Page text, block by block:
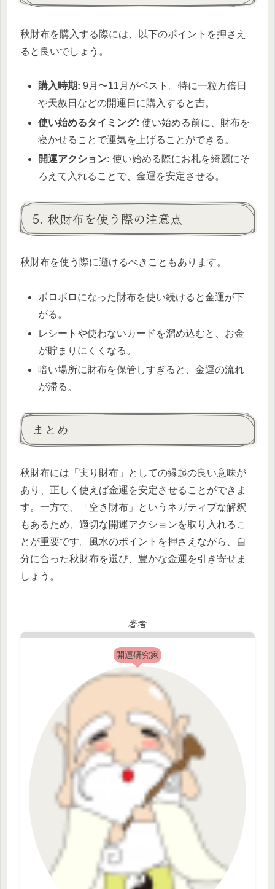
秋財布を購入する際には、以下のポイントを押さえ
ると良いでしょう。
購入時期: 9月〜11月がベスト。特に一粒万倍日
や天赦日などの開運日に購入すると吉。
使い始めるタイミング: 使い始める前に、財布を
寝かせることで運気を上げることができる。
開運アクション: 使い始める際にお札を綺麗にそ
ろえて入れることで、金運を安定させる。
5. 秋財布を使う際の注意点
秋財布を使う際に避けるべきこともあります。
ボロボロになった財布を使い続けると金運が下
がる。
レシートや使わないカードを溜め込むと、お金
が貯まりにくくなる。
暗い場所に財布を保管しすぎると、金運の流れ
が滞る。
まとめ
秋財布には「実り財布」としての縁起の良い意味が
あり、正しく使えば金運を安定させることができま
す。一方で、「空き財布」というネガティブな解釈
もあるため、適切な開運アクションを取り入れるこ
とが重要です。風水のポイントを押さえながら、自
分に合った秋財布を選び、豊かな金運を引き寄せま
しょう。
著者
開運研究家